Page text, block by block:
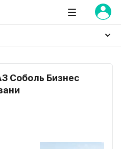
Соболь Бизнес